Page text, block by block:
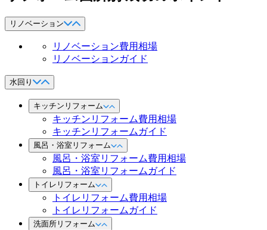
リノベーション
リノベーション費用相場
リノベーションガイド
水回り
キッチンリフォーム
キッチンリフォーム費用相場
キッチンリフォームガイド
風呂・浴室リフォーム
風呂・浴室リフォーム費用相場
風呂・浴室リフォームガイド
トイレリフォーム
トイレリフォーム費用相場
トイレリフォームガイド
洗面所リフォーム